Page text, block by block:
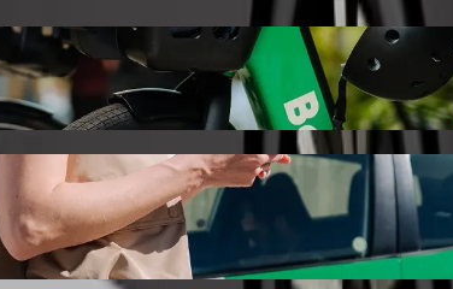
samkjøring
til McKinsey & Company. Ved å bruke Bolt tar